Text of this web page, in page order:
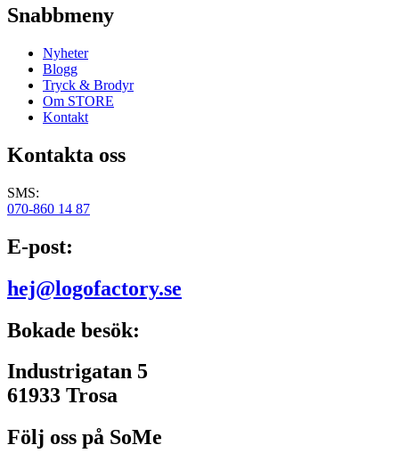
Snabbmeny
Nyheter
Blogg
Tryck & Brodyr
Om STORE
Kontakt
Kontakta oss
SMS:
070-860 14 87
E-post:
hej@logofactory.se
Bokade besök:
Industrigatan 5
61933 Trosa
Följ oss på SoMe